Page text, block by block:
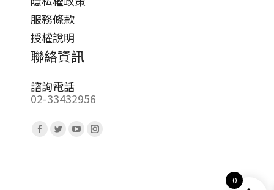
服務條款
授權說明
聯絡資訊
諮詢電話
02-33432956
Facebook
opens
Twitter
opens
YouTube
opens
Instagram
opens
0